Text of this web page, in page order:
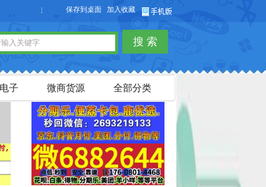
欢迎您访问【货品源】微商货源网站，本站可以免费发布微商货源信息，免费发
保存到桌面 加入收藏
搜 索
子 微商货源 全部分类